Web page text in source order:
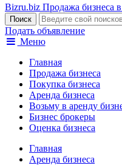
Bizru.biz Продажа бизнеса
Подать объявление
Меню
Главная
Продажа бизнеса
Покупка бизнеса
Аренда бизнеса
Возьму в аренду
Бизнес брокеры
Оценка бизнеса
Главная
Аренда бизнеса